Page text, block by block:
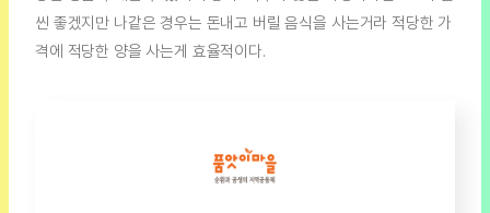
씬 좋겠지만 나같은 경우는 돈내고 버릴 음식을 사는거라 적당한 가
격에 적당한 양을 사는게 효율적이다.